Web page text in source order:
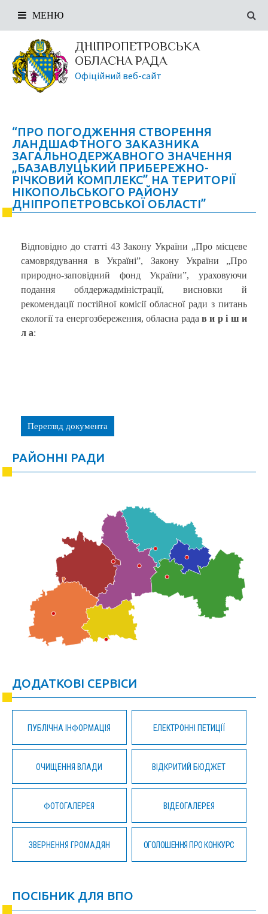
ДНІПРОПЕТРОВСЬКА
ОБЛАСНА РАДА
Офіційний веб-сайт
МЕНЮ
“ПРО ПОГОДЖЕННЯ СТВОРЕННЯ
ЛАНДШАФТНОГО ЗАКАЗНИКА
ЗАГАЛЬНОДЕРЖАВНОГО ЗНАЧЕННЯ
„БАЗАВЛУЦЬКИЙ ПРИБЕРЕЖНО-
РІЧКОВИЙ КОМПЛЕКС” НА ТЕРИТОРІЇ
НІКОПОЛЬСЬКОГО РАЙОНУ
ДНІПРОПЕТРОВСЬКОЇ ОБЛАСТІ”
Відповідно до статті 43 Закону України „Про місцеве
самоврядування в Україні”, Закону України „Про
природно-заповідний фонд України”, ураховуючи
подання облдержадміністрації, висновки й
рекомендації постійної комісії обласної ради з питань
екології та енергозбереження, обласна рада в и р і ш и
л а:
Перегляд документа
РАЙОННІ РАДИ
ДОДАТКОВІ СЕРВІСИ
ПУБЛІЧНА ІНФОРМАЦІЯ ЕЛЕКТРОННІ ПЕТИЦІЇ
ОЧИЩЕННЯ ВЛАДИ ВІДКРИТИЙ БЮДЖЕТ
ФОТОГАЛЕРЕЯ ВІДЕОГАЛЕРЕЯ
ЗВЕРНЕННЯ ГРОМАДЯН ОГОЛОШЕННЯ ПРО КОНКУРС
ПОСІБНИК ДЛЯ ВПО